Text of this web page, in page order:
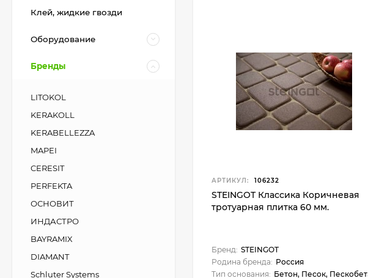
АРТИКУЛ: 106232
STEINGOT Классика Коричневая
тротуарная плитка 60 мм.
Бренд: STEINGOT
Родина бренда: Россия
Тип основания: Бетон, Песок, Пескобетон
Клей, жидкие гвозди
Оборудование
Бренды
LITOKOL
KERAKOLL
KERABELLEZZA
MAPEI
CERESIT
PERFEKTA
ОСНОВИТ
ИНДАСТРО
BAYRAMIX
DIAMANT
Schluter Systems